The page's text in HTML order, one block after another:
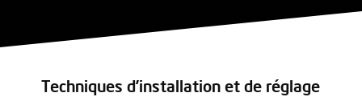
Techniques d’installation et de réglage